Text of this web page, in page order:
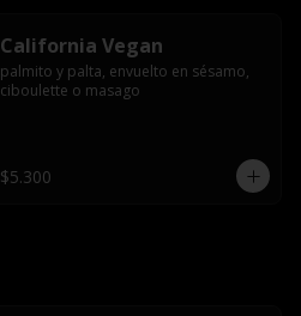
California Vegan
palmito y palta, envuelto en sésamo,
ciboulette o masago
$5.300